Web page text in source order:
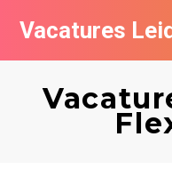
Vacatures
Vacatures per bedrijf
De populairste